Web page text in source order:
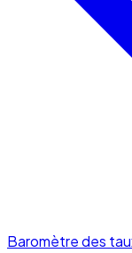
Baromètre des